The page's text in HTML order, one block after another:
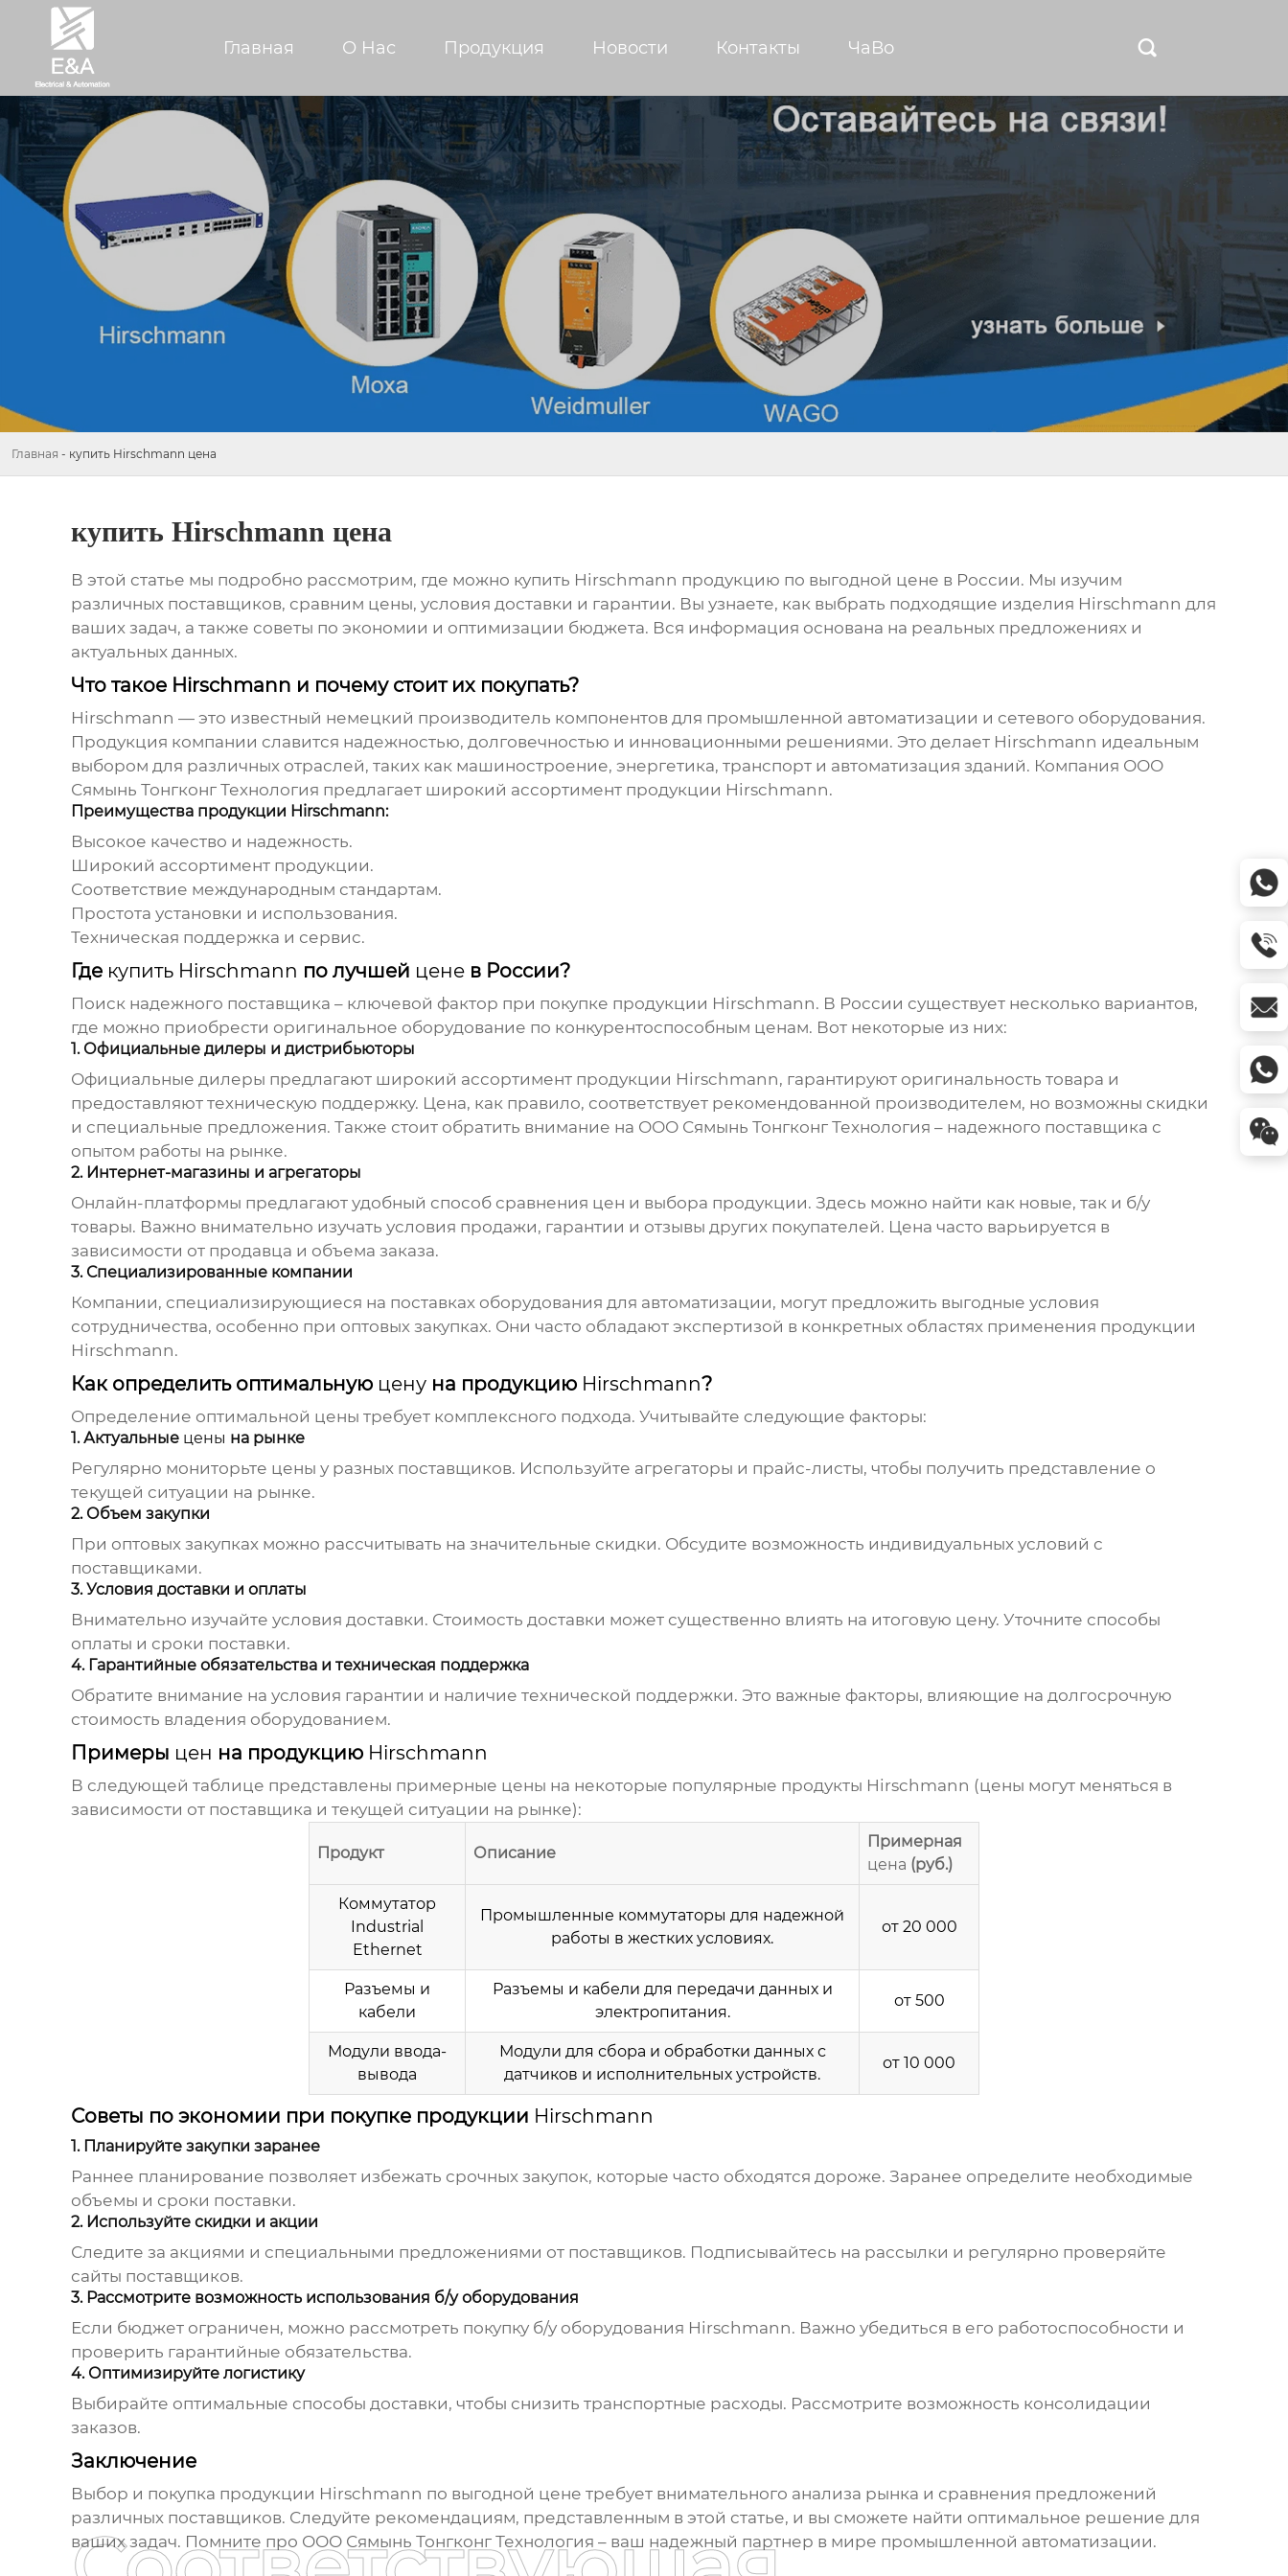
Главная О Hас Продукция Новости Контакты ЧаВо 
Главная - купить Hirschmann цена
купить Hirschmann цена
В этой статье мы подробно рассмотрим, где можно купить Hirschmann продукцию по выгодной цене в России. Мы изучим
различных поставщиков, сравним цены, условия доставки и гарантии. Вы узнаете, как выбрать подходящие изделия Hirschmann для
ваших задач, а также советы по экономии и оптимизации бюджета. Вся информация основана на реальных предложениях и
актуальных данных.
Что такое Hirschmann и почему стоит их покупать?
Hirschmann — это известный немецкий производитель компонентов для промышленной автоматизации и сетевого оборудования.
Продукция компании славится надежностью, долговечностью и инновационными решениями. Это делает Hirschmann идеальным
выбором для различных отраслей, таких как машиностроение, энергетика, транспорт и автоматизация зданий. Компания ООО
Сямынь Тонгконг Технология предлагает широкий ассортимент продукции Hirschmann.
Преимущества продукции Hirschmann:
Высокое качество и надежность.
Широкий ассортимент продукции.
Соответствие международным стандартам.
Простота установки и использования.
Техническая поддержка и сервис.
Где купить Hirschmann по лучшей ценев России?
Поиск надежного поставщика – ключевой фактор при покупке продукции Hirschmann. В России существует несколько вариантов,
где можно приобрести оригинальное оборудование по конкурентоспособным ценам. Вот некоторые из них:
1. Официальные дилеры и дистрибьюторы
Официальные дилеры предлагают широкий ассортимент продукции Hirschmann, гарантируют оригинальность товара и
предоставляют техническую поддержку. Цена, как правило, соответствует рекомендованной производителем, но возможны скидки
и специальные предложения. Также стоит обратить внимание на ООО Сямынь Тонгконг Технология – надежного поставщика с
опытом работы на рынке.
2. Интернет-магазины и агрегаторы
Онлайн-платформы предлагают удобный способ сравнения цен и выбора продукции. Здесь можно найти как новые, так и б/у
товары. Важно внимательно изучать условия продажи, гарантии и отзывы других покупателей. Цена часто варьируется в
зависимости от продавца и объема заказа.
3. Специализированные компании
Компании, специализирующиеся на поставках оборудования для автоматизации, могут предложить выгодные условия
сотрудничества, особенно при оптовых закупках. Они часто обладают экспертизой в конкретных областях применения продукции
Hirschmann.
Как определить оптимальную ценуна продукцию Hirschmann?
Определение оптимальной цены требует комплексного подхода. Учитывайте следующие факторы:
1. Актуальные цены на рынке
Регулярно мониторьте цены у разных поставщиков. Используйте агрегаторы и прайс-листы, чтобы получить представление о
текущей ситуации на рынке.
2. Объем закупки
При оптовых закупках можно рассчитывать на значительные скидки. Обсудите возможность индивидуальных условий с
поставщиками.
3. Условия доставки и оплаты
Внимательно изучайте условия доставки. Стоимость доставки может существенно влиять на итоговую цену. Уточните способы
оплаты и сроки поставки.
4. Гарантийные обязательства и техническая поддержка
Обратите внимание на условия гарантии и наличие технической поддержки. Это важные факторы, влияющие на долгосрочную
стоимость владения оборудованием.
Примеры цен на продукцию Hirschmann
В следующей таблице представлены примерные цены на некоторые популярные продукты Hirschmann (цены могут меняться в
зависимости от поставщика и текущей ситуации на рынке):
Продукт Описание
Примерная
цена (руб.)
Коммутатор
Industrial
Ethernet
Промышленные коммутаторы для надежной
работы в жестких условиях.
от 20 000
Разъемы и
кабели
Разъемы и кабели для передачи данных и
электропитания.
от 500
Модули ввода-
вывода
Модули для сбора и обработки данных с
датчиков и исполнительных устройств.
от 10 000
Советы по экономии при покупке продукции Hirschmann
1. Планируйте закупки заранее
Раннее планирование позволяет избежать срочных закупок, которые часто обходятся дороже. Заранее определите необходимые
объемы и сроки поставки.
2. Используйте скидки и акции
Следите за акциями и специальными предложениями от поставщиков. Подписывайтесь на рассылки и регулярно проверяйте
сайты поставщиков.
3. Рассмотрите возможность использования б/у оборудования
Если бюджет ограничен, можно рассмотреть покупку б/у оборудования Hirschmann. Важно убедиться в его работоспособности и
проверить гарантийные обязательства.
4. Оптимизируйте логистику
Выбирайте оптимальные способы доставки, чтобы снизить транспортные расходы. Рассмотрите возможность консолидации
заказов.
Заключение
Выбор и покупка продукции Hirschmann по выгодной цене требует внимательного анализа рынка и сравнения предложений
различных поставщиков. Следуйте рекомендациям, представленным в этой статье, и вы сможете найти оптимальное решение для
ваших задач. Помните про ООО Сямынь Тонгконг Технология – ваш надежный партнер в мире промышленной автоматизации.